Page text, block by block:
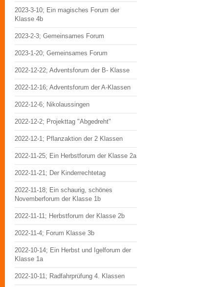
2023-3-10; Ein magisches Forum der
Klasse 4b
2023-2-3; Gemeinsames Forum
2023-1-20; Gemeinsames Forum
2022-12-22; Adventsforum der B- Klasse
2022-12-16; Adventsforum der A-Klassen
2022-12-6; Nikolaussingen
2022-12-2; Projekttag "Abgedreht"
2022-12-1; Pflanzaktion der 2 Klassen
2022-11-25; Ein Herbstforum der Klasse 2a
2022-11-21; Der Kinderrechtetag
2022-11-18; Ein schaurig, schönes
Novemberforum der Klasse 1b
2022-11-11; Herbstforum der Klasse 2b
2022-11-4; Forum Klasse 3b
2022-10-14; Ein Herbst und Igelforum der
Klasse 1a
2022-10-11; Radfahrprüfung 4. Klassen